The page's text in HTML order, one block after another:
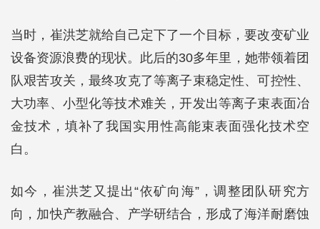
当时，崔洪芝就给自己定下了一个目标，要改变矿业
设备资源浪费的现状。此后的30多年里，她带领着团
队艰苦攻关，最终攻克了等离子束稳定性、可控性、
大功率、小型化等技术难关，开发出等离子束表面冶
金技术，填补了我国实用性高能束表面强化技术空
白。
如今，崔洪芝又提出“依矿向海”，调整团队研究方
向，加快产教融合、产学研结合，形成了海洋耐磨蚀